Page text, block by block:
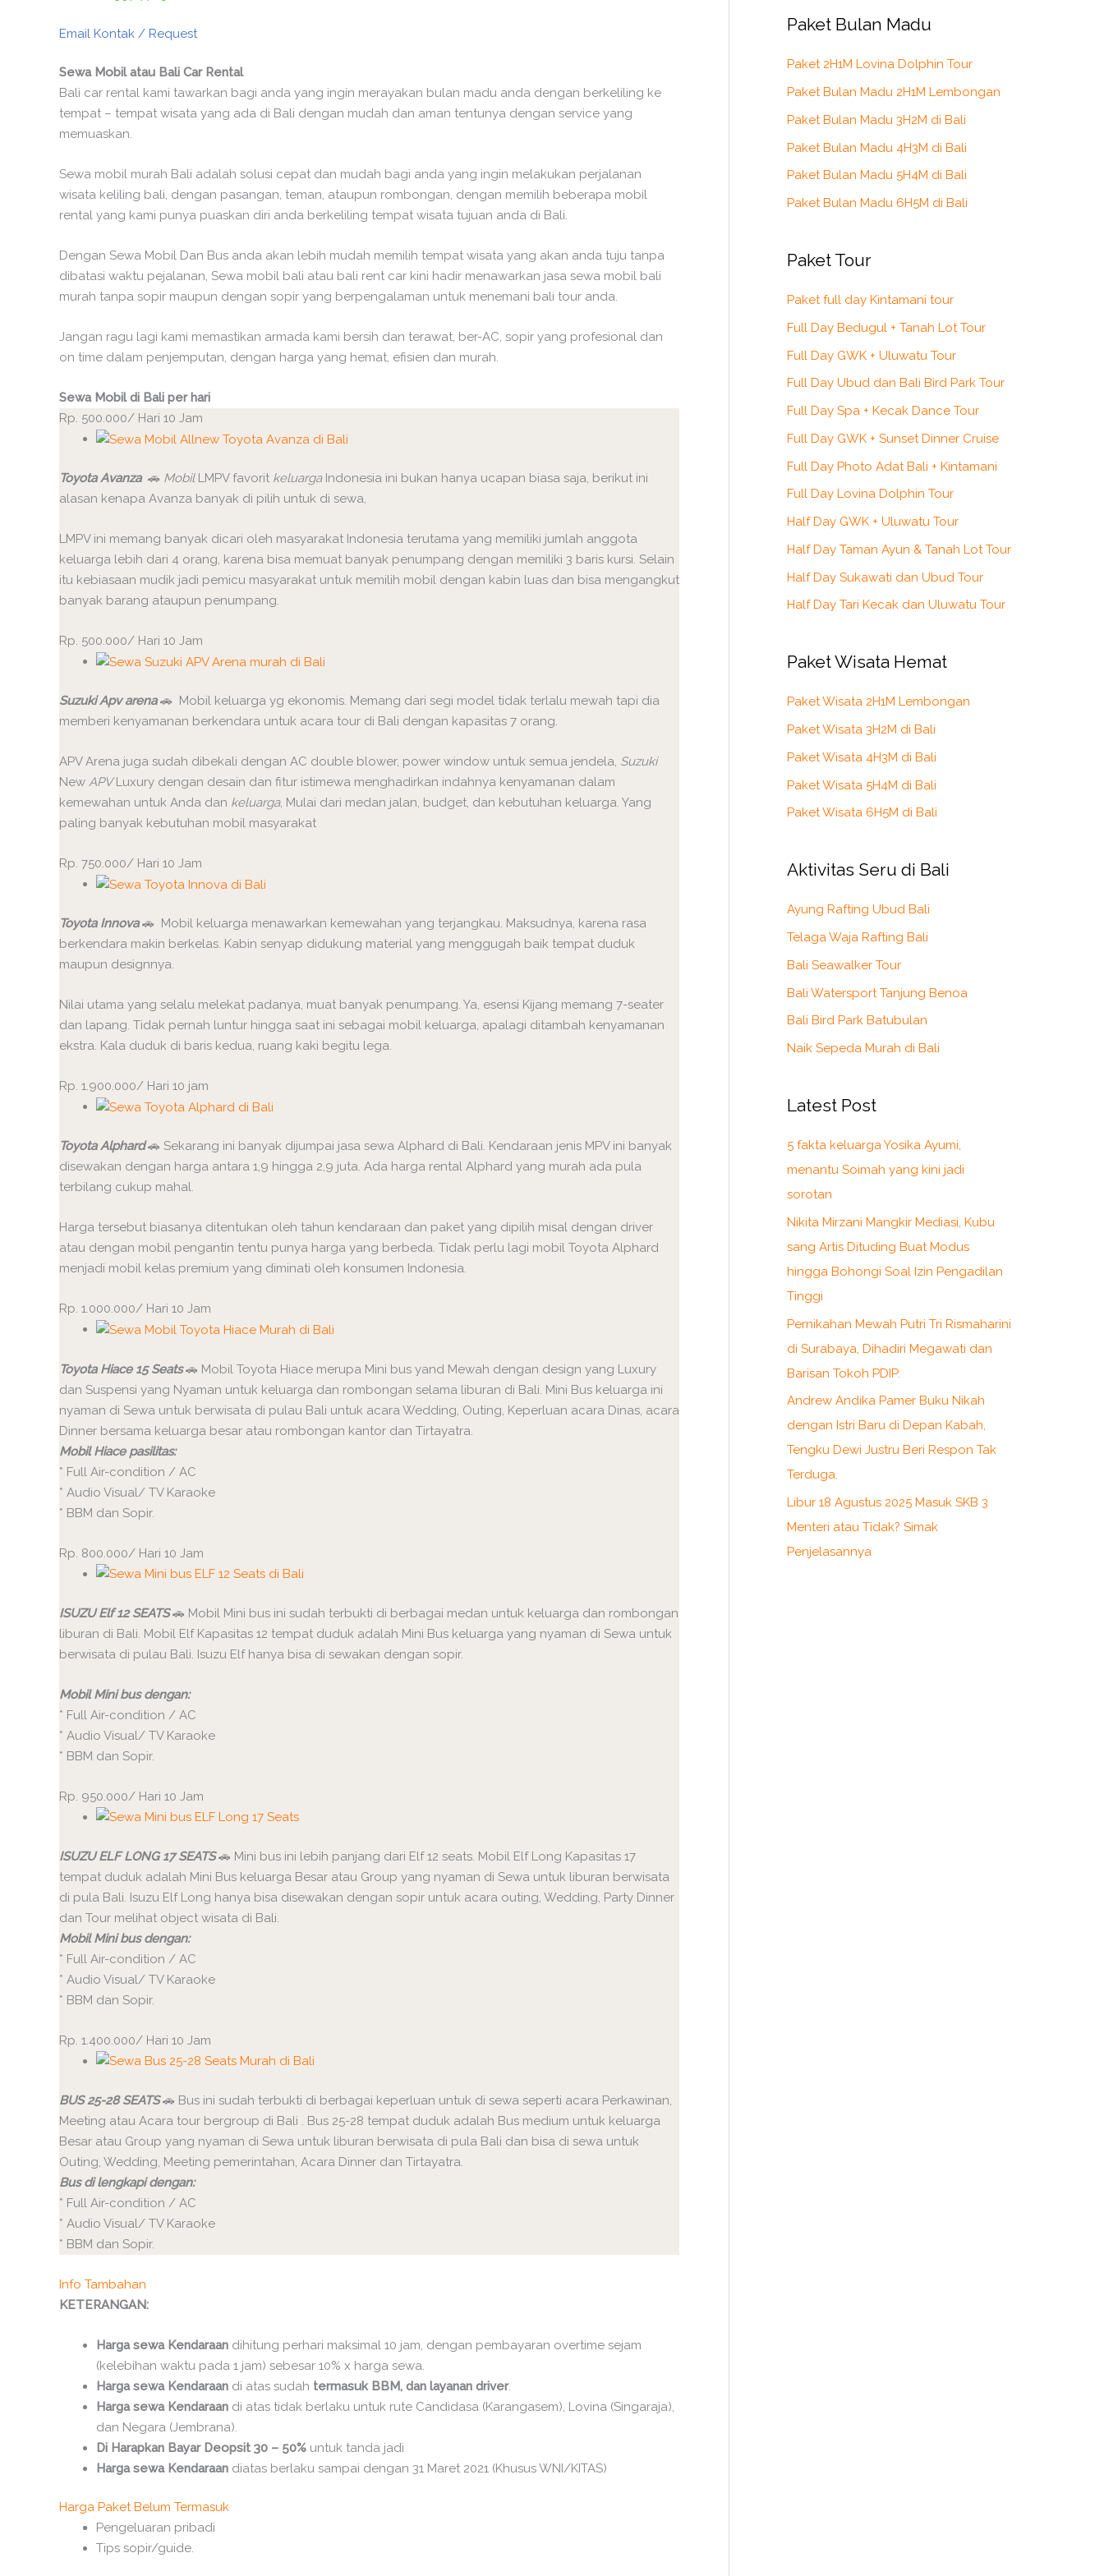
Email Kontak / Request
Sewa Mobil atau Bali Car Rental
Bali car rental kami tawarkan bagi anda yang ingin merayakan bulan madu anda dengan berkeliling ke
tempat – tempat wisata yang ada di Bali dengan mudah dan aman tentunya dengan service yang
memuaskan.
Sewa mobil murah Bali adalah solusi cepat dan mudah bagi anda yang ingin melakukan perjalanan
wisata keliling bali, dengan pasangan, teman, ataupun rombongan, dengan memilih beberapa mobil
rental yang kami punya puaskan diri anda berkeliling tempat wisata tujuan anda di Bali.
Dengan Sewa Mobil Dan Bus anda akan lebih mudah memilih tempat wisata yang akan anda tuju tanpa
dibatasi waktu pejalanan, Sewa mobil bali atau bali rent car kini hadir menawarkan jasa sewa mobil bali
murah tanpa sopir maupun dengan sopir yang berpengalaman untuk menemani bali tour anda.
Jangan ragu lagi kami memastikan armada kami bersih dan terawat, ber-AC, sopir yang profesional dan
on time dalam penjemputan, dengan harga yang hemat, efisien dan murah.
Sewa Mobil di Bali per hari
Rp. 500.000/ Hari 10 Jam
Toyota Avanza 🚗 MobilLMPV favorit keluargaIndonesia ini bukan hanya ucapan biasa saja, berikut ini
alasan kenapa Avanza banyak di pilih untuk di sewa,
LMPV ini memang banyak dicari oleh masyarakat Indonesia terutama yang memiliki jumlah anggota
keluarga lebih dari 4 orang, karena bisa memuat banyak penumpang dengan memiliki 3 baris kursi. Selain
itu kebiasaan mudik jadi pemicu masyarakat untuk memilih mobil dengan kabin luas dan bisa mengangkut
banyak barang ataupun penumpang.
Rp. 500.000/ Hari 10 Jam
Suzuki Apv arena🚗 Mobil keluarga yg ekonomis. Memang dari segi model tidak terlalu mewah tapi dia
memberi kenyamanan berkendara untuk acara tour di Bali dengan kapasitas 7 orang.
APV Arena juga sudah dibekali dengan AC double blower, power window untuk semua jendela, Suzuki
New APVLuxury dengan desain dan fitur istimewa menghadirkan indahnya kenyamanan dalam
kemewahan untuk Anda dan keluarga, Mulai dari medan jalan, budget, dan kebutuhan keluarga. Yang
paling banyak kebutuhan mobil masyarakat
Rp. 750.000/ Hari 10 Jam
Toyota Innova🚗 Mobil keluarga menawarkan kemewahan yang terjangkau. Maksudnya, karena rasa
berkendara makin berkelas. Kabin senyap didukung material yang menggugah baik tempat duduk
maupun designnya.
Nilai utama yang selalu melekat padanya, muat banyak penumpang. Ya, esensi Kijang memang 7-seater
dan lapang. Tidak pernah luntur hingga saat ini sebagai mobil keluarga, apalagi ditambah kenyamanan
ekstra. Kala duduk di baris kedua, ruang kaki begitu lega.
Rp. 1.900.000/ Hari 10 jam
Toyota Alphard🚗 Sekarang ini banyak dijumpai jasa sewa Alphard di Bali. Kendaraan jenis MPV ini banyak
disewakan dengan harga antara 1,9 hingga 2,9 juta. Ada harga rental Alphard yang murah ada pula
terbilang cukup mahal.
Harga tersebut biasanya ditentukan oleh tahun kendaraan dan paket yang dipilih misal dengan driver
atau dengan mobil pengantin tentu punya harga yang berbeda. Tidak perlu lagi mobil Toyota Alphard
menjadi mobil kelas premium yang diminati oleh konsumen Indonesia.
Rp. 1.000.000/ Hari 10 Jam
Toyota Hiace 15 Seats🚗 Mobil Toyota Hiace merupa Mini bus yand Mewah dengan design yang Luxury
dan Suspensi yang Nyaman untuk keluarga dan rombongan selama liburan di Bali. Mini Bus keluarga ini
nyaman di Sewa untuk berwisata di pulau Bali untuk acara Wedding, Outing, Keperluan acara Dinas, acara
Dinner bersama keluarga besar atau rombongan kantor dan Tirtayatra.
Mobil Hiace pasilitas:
* Full Air-condition / AC
* Audio Visual/ TV Karaoke
* BBM dan Sopir.
Rp. 800.000/ Hari 10 Jam
ISUZU Elf 12 SEATS🚗 Mobil Mini bus ini sudah terbukti di berbagai medan untuk keluarga dan rombongan
liburan di Bali. Mobil Elf Kapasitas 12 tempat duduk adalah Mini Bus keluarga yang nyaman di Sewa untuk
berwisata di pulau Bali. Isuzu Elf hanya bisa di sewakan dengan sopir.
Mobil Mini bus dengan:
* Full Air-condition / AC
* Audio Visual/ TV Karaoke
* BBM dan Sopir.
Rp. 950.000/ Hari 10 Jam
ISUZU ELF LONG 17 SEATS🚗 Mini bus ini lebih panjang dari Elf 12 seats. Mobil Elf Long Kapasitas 17
tempat duduk adalah Mini Bus keluarga Besar atau Group yang nyaman di Sewa untuk liburan berwisata
di pula Bali. Isuzu Elf Long hanya bisa disewakan dengan sopir untuk acara outing, Wedding, Party Dinner
dan Tour melihat object wisata di Bali.
Mobil Mini bus dengan:
* Full Air-condition / AC
* Audio Visual/ TV Karaoke
* BBM dan Sopir.
Rp. 1.400.000/ Hari 10 Jam
BUS 25-28 SEATS 🚗 Bus ini sudah terbukti di berbagai keperluan untuk di sewa seperti acara Perkawinan,
Meeting atau Acara tour bergroup di Bali . Bus 25-28 tempat duduk adalah Bus medium untuk keluarga
Besar atau Group yang nyaman di Sewa untuk liburan berwisata di pula Bali dan bisa di sewa untuk
Outing, Wedding, Meeting pemerintahan, Acara Dinner dan Tirtayatra.
Bus di lengkapi dengan:
* Full Air-condition / AC
* Audio Visual/ TV Karaoke
* BBM dan Sopir.
Info Tambahan
KETERANGAN:
Harga sewa Kendaraan dihitung perhari maksimal 10 jam, dengan pembayaran overtime sejam
(kelebihan waktu pada 1 jam) sebesar 10% x harga sewa.
Harga sewa Kendaraan di atas sudah termasuk BBM, dan layanan driver.
Harga sewa Kendaraan di atas tidak berlaku untuk rute Candidasa (Karangasem), Lovina (Singaraja),
dan Negara (Jembrana).
Di Harapkan Bayar Deopsit 30 – 50% untuk tanda jadi
Harga sewa Kendaraan diatas berlaku sampai dengan 31 Maret 2021 (Khusus WNI/KITAS)
Harga Paket Belum Termasuk
Pengeluaran pribadi
Tips sopir/guide.
r
h
f
o
r
:
Paket Bulan Madu
Paket 2H1M Lovina Dolphin Tour
Paket Bulan Madu 2H1M Lembongan
Paket Bulan Madu 3H2M di Bali
Paket Bulan Madu 4H3M di Bali
Paket Bulan Madu 5H4M di Bali
Paket Bulan Madu 6H5M di Bali
Paket Tour
Paket full day Kintamani tour
Full Day Bedugul + Tanah Lot Tour
Full Day GWK + Uluwatu Tour
Full Day Ubud dan Bali Bird Park Tour
Full Day Spa + Kecak Dance Tour
Full Day GWK + Sunset Dinner Cruise
Full Day Photo Adat Bali + Kintamani
Full Day Lovina Dolphin Tour
Half Day GWK + Uluwatu Tour
Half Day Taman Ayun & Tanah Lot Tour
Half Day Sukawati dan Ubud Tour
Half Day Tari Kecak dan Uluwatu Tour
Paket Wisata Hemat
Paket Wisata 2H1M Lembongan
Paket Wisata 3H2M di Bali
Paket Wisata 4H3M di Bali
Paket Wisata 5H4M di Bali
Paket Wisata 6H5M di Bali
Aktivitas Seru di Bali
Ayung Rafting Ubud Bali
Telaga Waja Rafting Bali
Bali Seawalker Tour
Bali Watersport Tanjung Benoa
Bali Bird Park Batubulan
Naik Sepeda Murah di Bali
Latest Post
5 fakta keluarga Yosika Ayumi,
menantu Soimah yang kini jadi
sorotan
Nikita Mirzani Mangkir Mediasi, Kubu
sang Artis Dituding Buat Modus
hingga Bohongi Soal Izin Pengadilan
Tinggi
Pernikahan Mewah Putri Tri Rismaharini
di Surabaya, Dihadiri Megawati dan
Barisan Tokoh PDIP.
Andrew Andika Pamer Buku Nikah
dengan Istri Baru di Depan Kabah,
Tengku Dewi Justru Beri Respon Tak
Terduga.
Libur 18 Agustus 2025 Masuk SKB 3
Menteri atau Tidak? Simak
Penjelasannya